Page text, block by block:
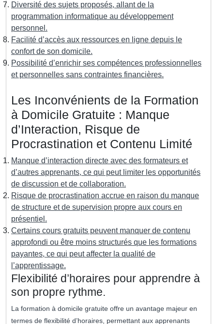
Diversité des sujets proposés, allant de la
programmation informatique au développement
personnel.
Facilité d’accès aux ressources en ligne depuis le
confort de son domicile.
Possibilité d’enrichir ses compétences professionnelles
et personnelles sans contraintes financières.
Les Inconvénients de la Formation
à Domicile Gratuite : Manque
d’Interaction, Risque de
Procrastination et Contenu Limité
Manque d’interaction directe avec des formateurs et
d’autres apprenants, ce qui peut limiter les opportunités
de discussion et de collaboration.
Risque de procrastination accrue en raison du manque
de structure et de supervision propre aux cours en
présentiel.
Certains cours gratuits peuvent manquer de contenu
approfondi ou être moins structurés que les formations
payantes, ce qui peut affecter la qualité de
l’apprentissage.
Flexibilité d’horaires pour apprendre à
son propre rythme.
La formation à domicile gratuite offre un avantage majeur en
termes de flexibilité d’horaires, permettant aux apprenants